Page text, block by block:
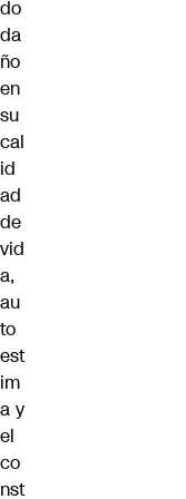
do
da
ño
en
su
cal
id
ad
de
vid
a,
au
to
est
im
a y
el
co
nst